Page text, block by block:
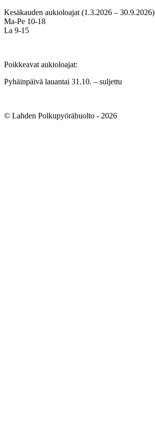
Kesäkauden aukioloajat (1.3.2026 – 30.9.2026)
Ma-Pe 10-18
La 9-15
Poikkeavat aukioloajat:
Pyhäinpäivä lauantai 31.10. – suljettu
© Lahden Polkupyörähuolto - 2026